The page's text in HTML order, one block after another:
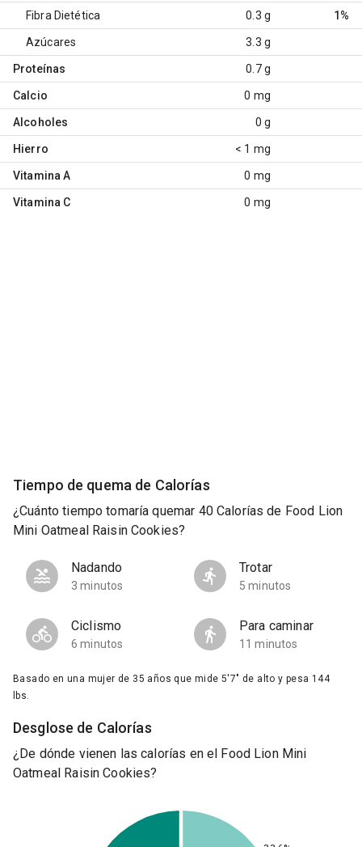
Fibra Dietética 0.3 g 1%
Azúcares 3.3 g
Proteínas 0.7 g
Calcio 0 mg
Alcoholes 0 g
Hierro < 1 mg
Vitamina A 0 mg
Vitamina C 0 mg
Tiempo de quema de Calorías
¿Cuánto tiempo tomaría quemar 40 Calorías de Food Lion
Mini Oatmeal Raisin Cookies?
Nadando
3 minutos
Trotar
5 minutos
Ciclismo
6 minutos
Para caminar
11 minutos
Basado en una mujer de 35 años que mide 5'7" de alto y pesa 144
lbs.
Desglose de Calorías
¿De dónde vienen las calorías en el Food Lion Mini
Oatmeal Raisin Cookies?